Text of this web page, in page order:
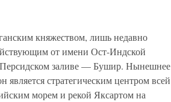
княжеством, лишь недавно
от имени Ост-Индской
заливе — Бушир. Нынешнее
является стратегическим центром всей
морем и рекой Яксартом на